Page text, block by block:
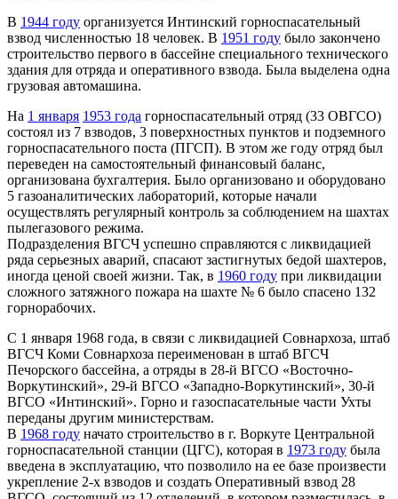
В 1944 году организуется Интинский горноспасательный
взвод численностью 18 человек. В 1951 году было закончено
строительство первого в бассейне специального технического
здания для отряда и оперативного взвода. Была выделена одна
грузовая автомашина.
На 1 января 1953 года горноспасательный отряд (33 ОВГСО)
состоял из 7 взводов, 3 поверхностных пунктов и подземного
горноспасательного поста (ПГСП). В этом же году отряд был
переведен на самостоятельный финансовый баланс,
организована бухгалтерия. Было организовано и оборудовано
5 газоаналитических лабораторий, которые начали
осуществлять регулярный контроль за соблюдением на шахтах
пылегазового режима.
Подразделения ВГСЧ успешно справляются с ликвидацией
ряда серьезных аварий, спасают застигнутых бедой шахтеров,
иногда ценой своей жизни. Так, в 1960 году при ликвидации
сложного затяжного пожара на шахте № 6 было спасено 132
горнорабочих.
С 1 января 1968 года, в связи с ликвидацией Совнархоза, штаб
ВГСЧ Коми Совнархоза переименован в штаб ВГСЧ
Печорского бассейна, а отряды в 28-й ВГСО «Восточно-
Воркутинский», 29-й ВГСО «Западно-Воркутинский», 30-й
ВГСО «Интинский». Горно и газоспасательные части Ухты
переданы другим министерствам.
В 1968 году начато строительство в г. Воркуте Центральной
горноспасательной станции (ЦГС), которая в 1973 году была
введена в эксплуатацию, что позволило на ее базе произвести
укрепление 2-х взводов и создать Оперативный взвод 28